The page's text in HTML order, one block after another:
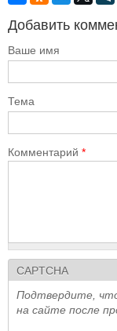
Добавить
Ваше имя
Тема
Комментарий *
CAPTCHA
Подтвердите,
на сайте после